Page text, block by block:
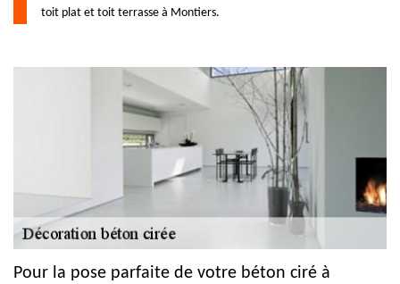
toit plat et toit terrasse à Montiers.
Pour la pose parfaite de votre béton ciré à